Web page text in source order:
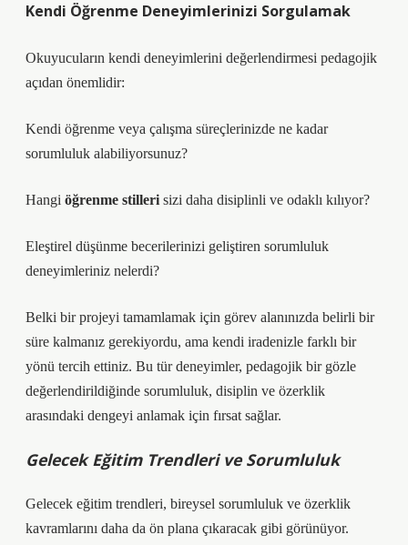
Kendi Öğrenme Deneyimlerinizi Sorgulamak
Okuyucuların kendi deneyimlerini değerlendirmesi pedagojik
açıdan önemlidir:
Kendi öğrenme veya çalışma süreçlerinizde ne kadar
sorumluluk alabiliyorsunuz?
Hangi öğrenme stilleri sizi daha disiplinli ve odaklı kılıyor?
Eleştirel düşünme becerilerinizi geliştiren sorumluluk
deneyimleriniz nelerdi?
Belki bir projeyi tamamlamak için görev alanınızda belirli bir
süre kalmanız gerekiyordu, ama kendi iradenizle farklı bir
yönü tercih ettiniz. Bu tür deneyimler, pedagojik bir gözle
değerlendirildiğinde sorumluluk, disiplin ve özerklik
arasındaki dengeyi anlamak için fırsat sağlar.
Gelecek Eğitim Trendleri ve Sorumluluk
Gelecek eğitim trendleri, bireysel sorumluluk ve özerklik
kavramlarını daha da ön plana çıkaracak gibi görünüyor.